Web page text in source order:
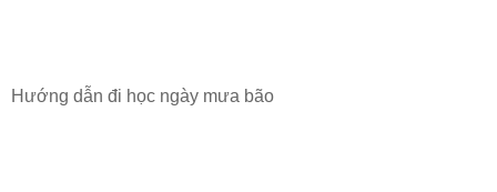
Hướng dẫn đi học ngày mưa bão